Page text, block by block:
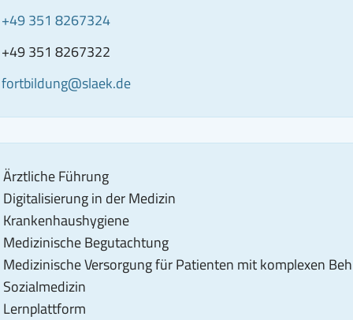
Anrufen
Dipl.-
Ök.
351
8267324
+49 351 8267324
CONTACT_BLOCK_FAX_NUMBER_SRONLY
+49 351 8267322
E-
an
Dipl.-
Ök.
Carina
Dobriwolski:
fortbildung@slaek.de
fortbildung@slaek.de
Ärztliche Führung
Digitalisierung in der Medizin
Krankenhaushygiene
Medizinische Begutachtung
Medizinische Versorgung für Patienten mit komplexen
Sozialmedizin
Lernplattform